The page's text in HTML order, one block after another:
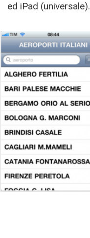
ed iPad (universale).